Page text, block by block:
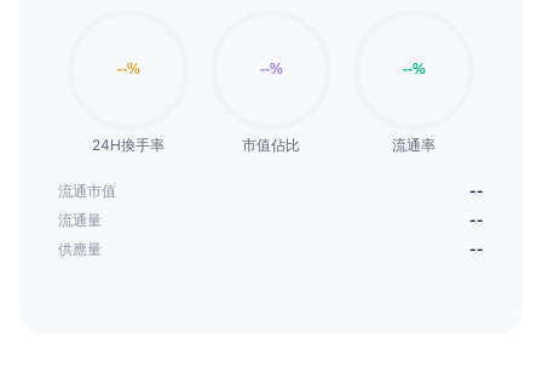
24H換手率 市值佔比 流通率
流通市值
--
流通量
--
供應量
--